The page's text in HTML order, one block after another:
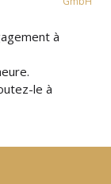
à
le à